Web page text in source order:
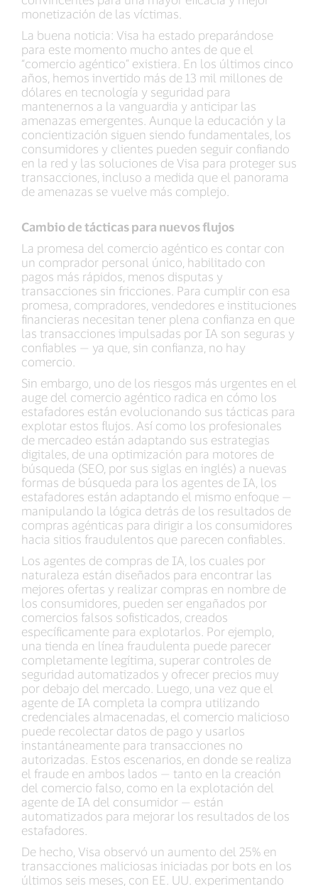
monetización de las víctimas.
La buena noticia: Visa ha estado preparándose
para este momento mucho antes de que el
“comercio agéntico” existiera. En los últimos cinco
años, hemos invertido más de 13 mil millones de
dólares en tecnología y seguridad para
mantenernos a la vanguardia y anticipar las
amenazas emergentes. Aunque la educación y la
concientización siguen siendo fundamentales, los
consumidores y clientes pueden seguir confiando
en la red y las soluciones de Visa para proteger sus
transacciones, incluso a medida que el panorama
de amenazas se vuelve más complejo.
Cambio de tácticas para nuevos flujos
La promesa del comercio agéntico es contar con
un comprador personal único, habilitado con
pagos más rápidos, menos disputas y
transacciones sin fricciones. Para cumplir con esa
promesa, compradores, vendedores e instituciones
financieras necesitan tener plena confianza en que
las transacciones impulsadas por IA son seguras y
confiables — ya que, sin confianza, no hay
comercio.
Sin embargo, uno de los riesgos más urgentes en el
auge del comercio agéntico radica en cómo los
estafadores están evolucionando sus tácticas para
explotar estos flujos. Así como los profesionales
de mercadeo están adaptando sus estrategias
digitales, de una optimización para motores de
búsqueda (SEO, por sus siglas en inglés) a nuevas
formas de búsqueda para los agentes de IA, los
estafadores están adaptando el mismo enfoque —
manipulando la lógica detrás de los resultados de
compras agénticas para dirigir a los consumidores
hacia sitios fraudulentos que parecen confiables.
Los agentes de compras de IA, los cuales por
naturaleza están diseñados para encontrar las
mejores ofertas y realizar compras en nombre de
los consumidores, pueden ser engañados por
comercios falsos sofisticados, creados
específicamente para explotarlos. Por ejemplo,
una tienda en línea fraudulenta puede parecer
completamente legítima, superar controles de
seguridad automatizados y ofrecer precios muy
por debajo del mercado. Luego, una vez que el
agente de IA completa la compra utilizando
credenciales almacenadas, el comercio malicioso
puede recolectar datos de pago y usarlos
instantáneamente para transacciones no
autorizadas. Estos escenarios, en donde se realiza
el fraude en ambos lados — tanto en la creación
del comercio falso, como en la explotación del
agente de IA del consumidor — están
automatizados para mejorar los resultados de los
estafadores.
De hecho, Visa observó un aumento del 25% en
transacciones maliciosas iniciadas por bots en los
últimos seis meses, con EE. UU. experimentando